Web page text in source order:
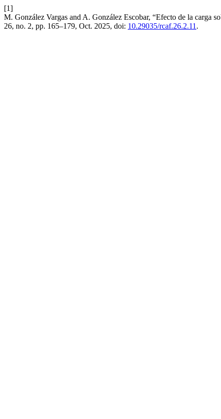
[1]
M. González Vargas and A. González Escobar, “Efecto de la carga
26, no. 2, pp. 165–179, Oct. 2025, doi: 10.29035/rcaf.26.2.11 .